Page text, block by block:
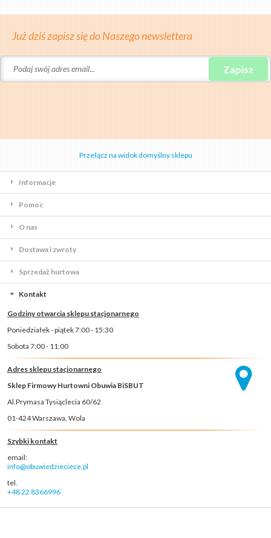
Już dziś zapisz się do Naszego newslettera
Zapisz
Przełącz na widok domyślny sklepu
Informacje
Pomoc
O nas
Dostawa i zwroty
Sprzedaż hurtowa
Kontakt
Godziny otwarcia sklepu stacjonarnego
Poniedziałek - piątek 7:00 - 15:30
Sobota 7:00 - 11:00
Adres sklepu stacjonarnego
Sklep Firmowy Hurtowni Obuwia BiSBUT
Al.Prymasa Tysiąclecia 60/62
01-424 Warszawa, Wola
Szybki kontakt
email:
info@obuwiedzieciece.pl
tel.
+48 22 8366996